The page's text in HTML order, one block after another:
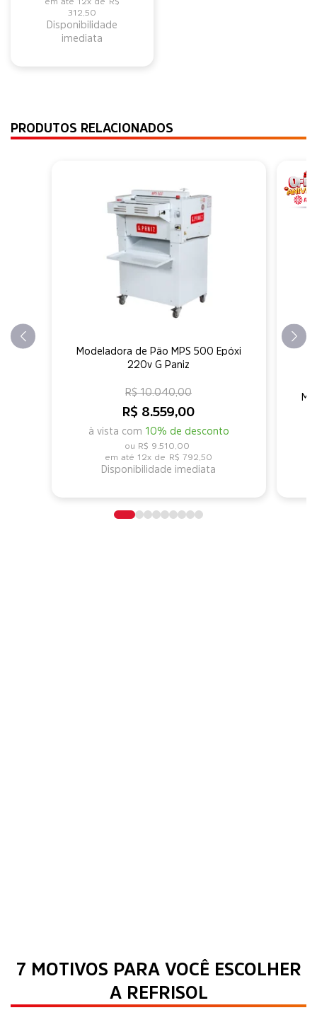
312,50
Disponibilidade
imediata
PRODUTOS RELACIONADOS
Modeladora de Pão MPS 500 Epóxi
220v G Paniz
R$ 8.559,00
à vista com 10% de desconto
R$ 10.040,00
R$ 9.510,00
12x de R$ 792,50
Disponibilidade imediata
7 MOTIVOS PARA VOCÊ ESCOLHER
A REFRISOL